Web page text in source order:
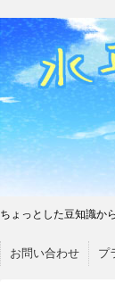
ちょっとした豆知識か
お問い合わせ プ